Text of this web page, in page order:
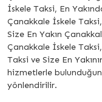
İskele Taksi, En
Çanakkale İskele
Size En Yakın
Çanakkale İskele
Taksi ve Size En
hizmetlerle
yönlendirilir.